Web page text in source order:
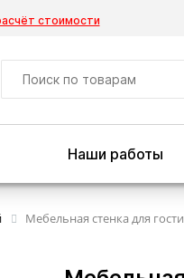
стоимости
Наши работы
Мебельная стенка для